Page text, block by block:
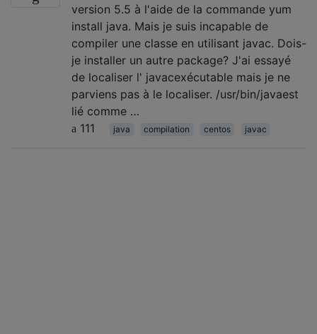
version 5.5 à l'aide de la commande yum
install java. Mais je suis incapable de
compiler une classe en utilisant javac. Dois-
je installer un autre package? J'ai essayé
de localiser l' javacexécutable mais je ne
parviens pas à le localiser. /usr/bin/javaest
lié comme …
111
java compilation centos javac